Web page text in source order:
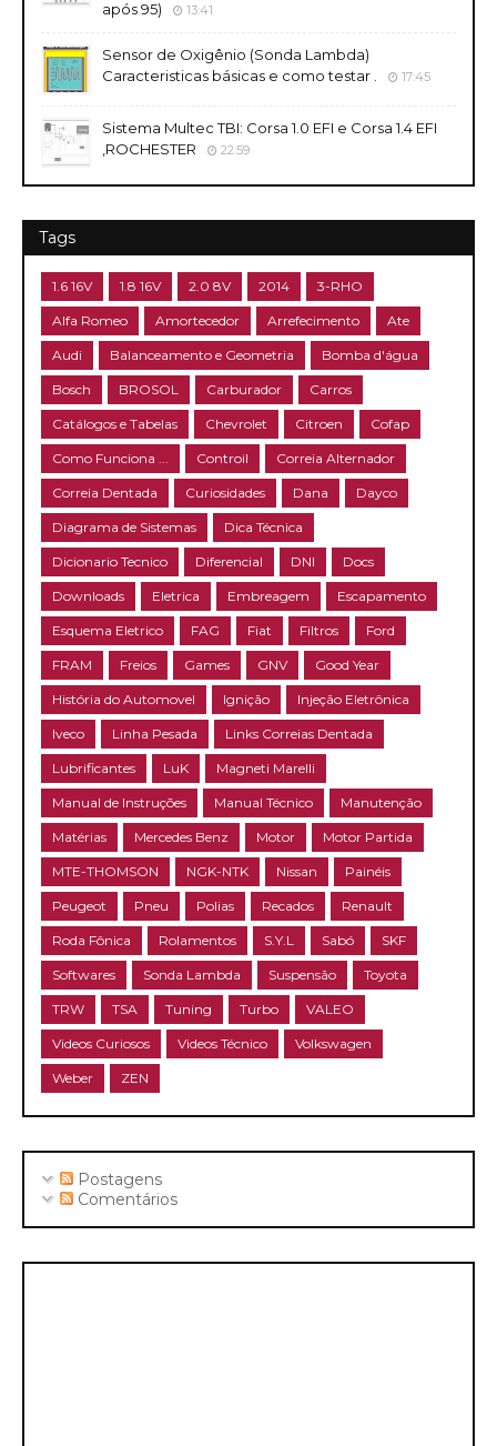
após 95)
13:41
Sensor de Oxigênio (Sonda Lambda)
Caracteristicas básicas e como testar .
17:45
Sistema Multec TBI: Corsa 1.0 EFI e Corsa 1.4 EFI
,ROCHESTER
22:59
Tags
1.6 16V 1.8 16V 2.0 8V 2014 3-RHO
Alfa Romeo Amortecedor Arrefecimento Ate
Audi Balanceamento e Geometria Bomba d'água
Bosch BROSOL Carburador Carros
Catálogos e Tabelas Chevrolet Citroen Cofap
Como Funciona ... Controil Correia Alternador
Correia Dentada Curiosidades Dana Dayco
Diagrama de Sistemas Dica Técnica
Dicionario Tecnico Diferencial DNI Docs
Downloads Eletrica Embreagem Escapamento
Esquema Eletrico FAG Fiat Filtros Ford
FRAM Freios Games GNV Good Year
História do Automovel Ignição Injeção Eletrônica
Iveco Linha Pesada Links Correias Dentada
Lubrificantes LuK Magneti Marelli
Manual de Instruções Manual Técnico Manutenção
Matérias Mercedes Benz Motor Motor Partida
MTE-THOMSON NGK-NTK Nissan Painéis
Peugeot Pneu Polias Recados Renault
Roda Fônica Rolamentos S.Y.L Sabó SKF
Softwares Sonda Lambda Suspensão Toyota
TRW TSA Tuning Turbo VALEO
Videos Curiosos Videos Técnico Volkswagen
Weber ZEN
Postagens
Comentários